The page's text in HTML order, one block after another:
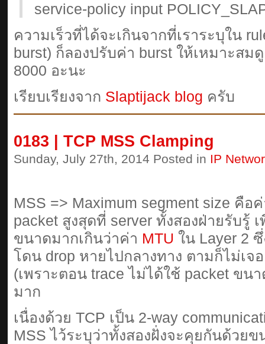
service-policy input
ความเร็วที่ได้จะเกินจากที่เราระบุใน
burst) ก็ลองปรับค่า burst ให้เหมาะส
8000 อะนะ
เรียบเรียงจาก Slaptijack blog ครับ
0183 | TCP MSS Clamping
Sunday, July 27th, 2014 Posted in IP
MSS => Maximum segment size คือ
packet สูงสุดที่ server ทั้งสองฝ่ายรับรู้
ขนาดมากเกินว่าค่า MTU ใน Layer 2
โดน drop หายไปกลางทาง ตามก็ไม่เจ
(เพราะตอน trace ไม่ได้ใช้ packet ขน
มาก
เนื่องด้วย TCP เป็น 2-way
MSS ไว้ระบุว่าทั้งสองฝั่งจะคุยกันด้วยข